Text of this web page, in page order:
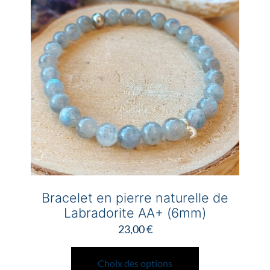
Bracelet en pierre naturelle de
Labradorite AA+ (6mm)
23,00€
Choix des options
Ce